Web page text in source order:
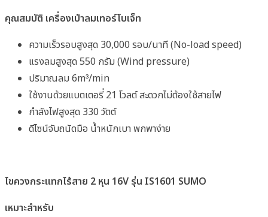
คุณสมบัติ เครื่องเป่าลมเทอร์โบเจ็ท
ความเร็วรอบสูงสุด 30,000 รอบ/นาที (No-load speed)
แรงลมสูงสุด 550 กรัม (Wind pressure)
ปริมาณลม 6m³/min
ใช้งานด้วยแบตเตอรี่ 21 โวลต์ สะดวกไม่ต้องใช้สายไฟ
กำลังไฟสูงสุด 330 วัตต์
ดีไซน์จับถนัดมือ น้ำหนักเบา พกพาง่าย
ไขควงกระแทกไร้สาย 2 หุน 16V รุ่น IS1601 SUMO
เหมาะสำหรับ